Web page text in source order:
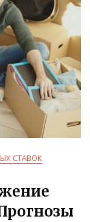
Инструкция
СТАВОК